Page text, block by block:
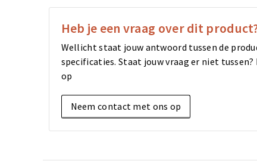
Heb je een vraag over dit
Wellicht staat jouw antwoord tussen de
specificaties. Staat jouw vraag er niet
op
Neem contact met ons op